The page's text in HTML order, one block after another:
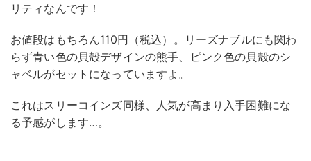
リティなんです！
お値段はもちろん110円（税込）。リーズナブルにも関わ
らず青い色の貝殻デザインの熊手、ピンク色の貝殻のシ
ャベルがセットになっていますよ。
これはスリーコインズ同様、人気が高まり入手困難にな
る予感がします…。